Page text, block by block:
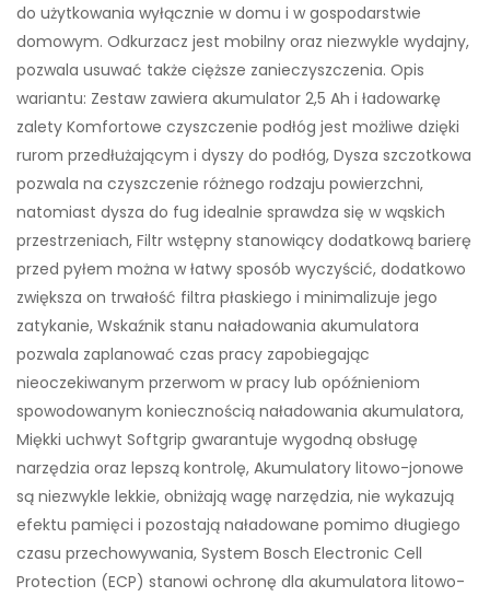
do użytkowania wyłącznie w domu i w gospodarstwie
domowym. Odkurzacz jest mobilny oraz niezwykle wydajny,
pozwala usuwać także cięższe zanieczyszczenia. Opis
wariantu: Zestaw zawiera akumulator 2,5 Ah i ładowarkę
zalety Komfortowe czyszczenie podłóg jest możliwe dzięki
rurom przedłużającym i dyszy do podłóg, Dysza szczotkowa
pozwala na czyszczenie różnego rodzaju powierzchni,
natomiast dysza do fug idealnie sprawdza się w wąskich
przestrzeniach, Filtr wstępny stanowiący dodatkową barierę
przed pyłem można w łatwy sposób wyczyścić, dodatkowo
zwiększa on trwałość filtra płaskiego i minimalizuje jego
zatykanie, Wskaźnik stanu naładowania akumulatora
pozwala zaplanować czas pracy zapobiegając
nieoczekiwanym przerwom w pracy lub opóźnieniom
spowodowanym koniecznością naładowania akumulatora,
Miękki uchwyt Softgrip gwarantuje wygodną obsługę
narzędzia oraz lepszą kontrolę, Akumulatory litowo-jonowe
są niezwykle lekkie, obniżają wagę narzędzia, nie wykazują
efektu pamięci i pozostają naładowane pomimo długiego
czasu przechowywania, System Bosch Electronic Cell
Protection (ECP) stanowi ochronę dla akumulatora litowo-